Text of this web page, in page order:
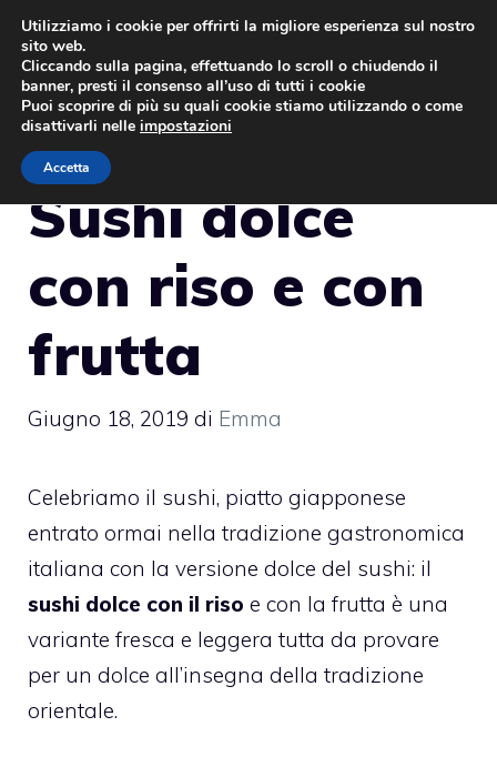
Vai
contenuto
Sushi dolce
con riso e con
frutta
Giugno 18, 2019 di Emma
Celebriamo il sushi, piatto giapponese
entrato ormai nella tradizione gastronomica
italiana con la versione dolce del sushi: il
sushi dolce con il riso e con la frutta è una
variante fresca e leggera tutta da provare
per un dolce all’insegna della tradizione
orientale.
Utilizziamo i cookie per offrirti la migliore esperienza sul nostro
sito web.
Cliccando sulla pagina, effettuando lo scroll o chiudendo il
banner, presti il consenso all’uso di tutti i cookie
Puoi scoprire di più su quali cookie stiamo utilizzando o come
disattivarli nelle impostazioni
Accetta